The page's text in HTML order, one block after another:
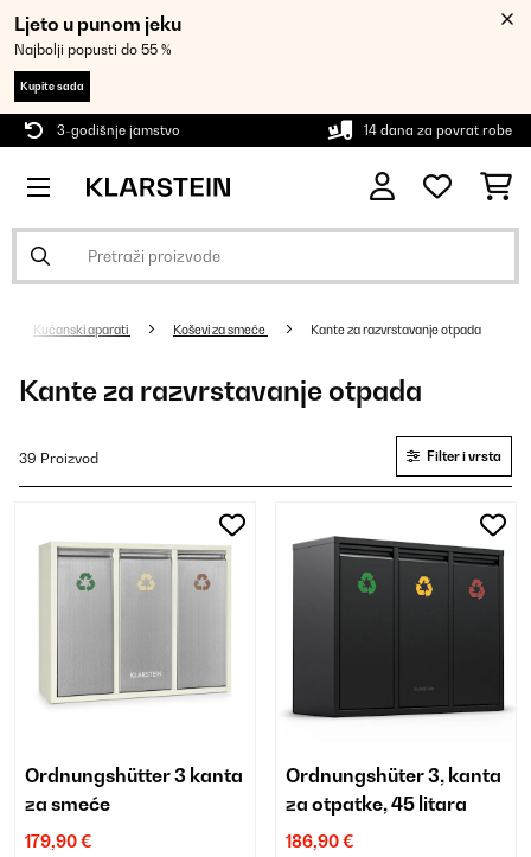
Ljeto u punom jeku
Najbolji popusti do 55 %
Kupite sada
3-godišnje jamstvo 14 dana za povrat robe
Kućanski aparati Koševi za smeće Kante za razvrstavanje otpada
Kante za razvrstavanje otpada
39 Proizvod Filter i vrsta
Ordnungshütter 3 kanta
za smeće
179,90 €
Ordnungshüter 3, kanta
za otpatke, 45 litara
186,90 €